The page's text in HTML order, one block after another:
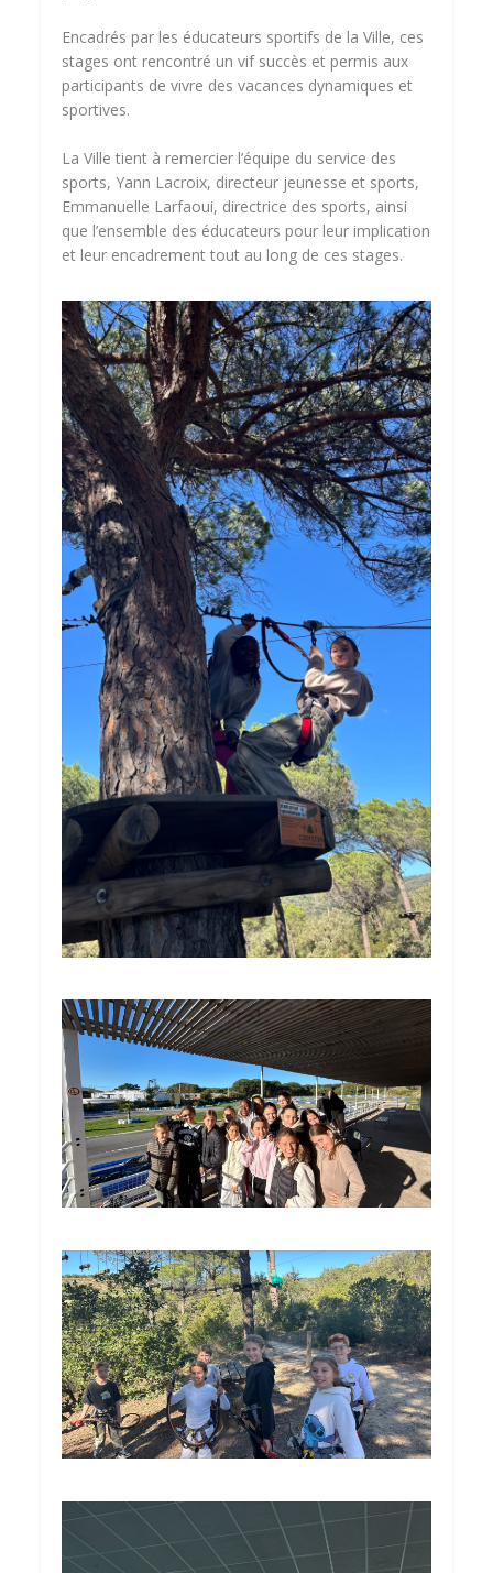
Encadrés par les éducateurs sportifs de la Ville, ces
stages ont rencontré un vif succès et permis aux
participants de vivre des vacances dynamiques et
sportives.
La Ville tient à remercier l’équipe du service des
sports, Yann Lacroix, directeur jeunesse et sports,
Emmanuelle Larfaoui, directrice des sports, ainsi
que l’ensemble des éducateurs pour leur implication
et leur encadrement tout au long de ces stages.